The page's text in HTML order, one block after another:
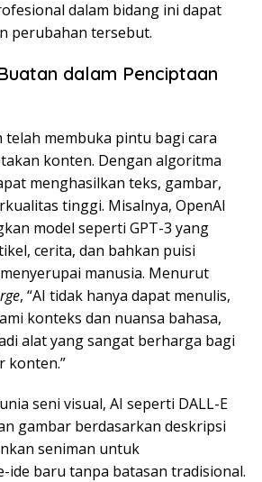
dalam bidang ini dapat
perubahan tersebut.
dalam Penciptaan
telah membuka pintu bagi cara
konten. Dengan algoritma
menghasilkan teks, gambar,
tinggi. Misalnya, OpenAI
model seperti GPT-3 yang
cerita, dan bahkan puisi
manusia. Menurut
, “AI tidak hanya dapat menulis,
konteks dan nuansa bahasa,
alat yang sangat berharga bagi
konten.”
seni visual, AI seperti DALL-E
gambar berdasarkan deskripsi
seniman untuk
ide baru tanpa batasan tradisional.